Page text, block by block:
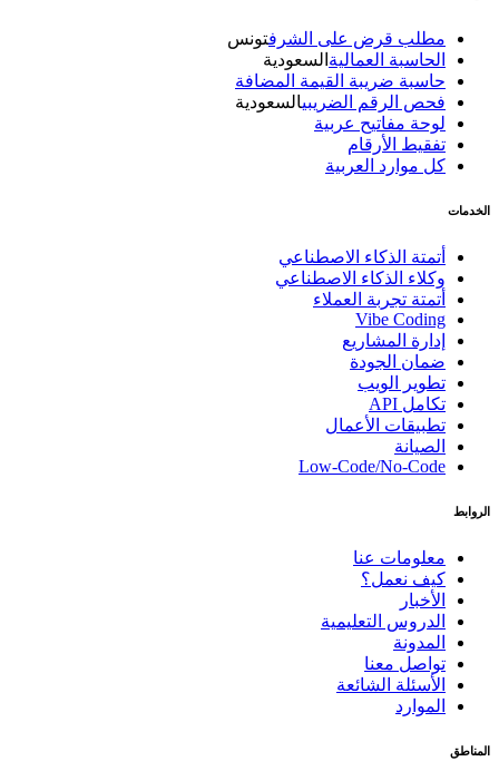
مطلب قرض على الشرف تونس
الحاسبة العماليةالسعودية
حاسبة ضريبة القيمة المضافة
فحص الرقم الضريبيالسعودية
لوحة مفاتيح عربية
تفقيط الأرقام
كل موارد العربية
الخدمات
أتمتة الذكاء الاصطناعي
وكلاء الذكاء الاصطناعي
أتمتة تجربة العملاء
Vibe Coding
إدارة المشاريع
ضمان الجودة
تطوير الويب
تكامل API
تطبيقات الأعمال
الصيانة
Low-Code/No-Code
الروابط
معلومات عنا
كيف نعمل؟
الأخبار
الدروس التعليمية
المدونة
تواصل معنا
الأسئلة الشائعة
الموارد
المناطق